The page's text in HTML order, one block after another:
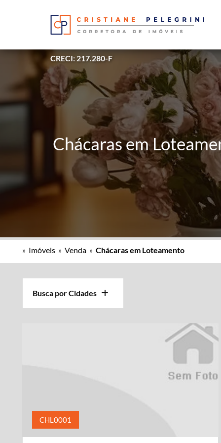
CRECI: 217.280-F
Chácaras em
» Imóveis » Venda » Chácaras em Loteamento
Busca por Cidades
CHL0001